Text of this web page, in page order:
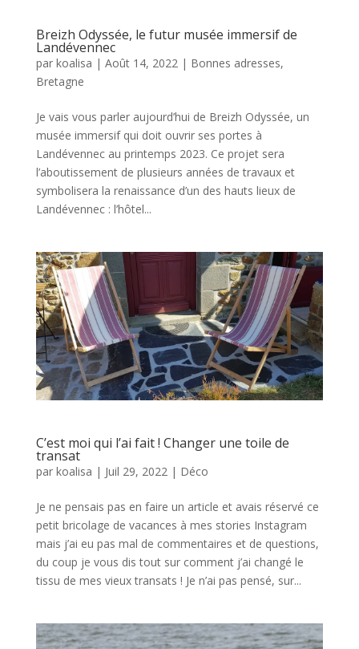
Breizh Odyssée, le futur musée immersif de
Landévennec
par koalisa | Août 14, 2022| Bonnes adresses,
Bretagne
Je vais vous parler aujourd’hui de Breizh Odyssée, un
musée immersif qui doit ouvrir ses portes à
Landévennec au printemps 2023. Ce projet sera
l’aboutissement de plusieurs années de travaux et
symbolisera la renaissance d’un des hauts lieux de
Landévennec : l’hôtel...
C’est moi qui l’ai fait ! Changer une toile de
transat
par koalisa | Juil 29, 2022| Déco
Je ne pensais pas en faire un article et avais réservé ce
petit bricolage de vacances à mes stories Instagram
mais j’ai eu pas mal de commentaires et de questions,
du coup je vous dis tout sur comment j’ai changé le
tissu de mes vieux transats ! Je n’ai pas pensé, sur...